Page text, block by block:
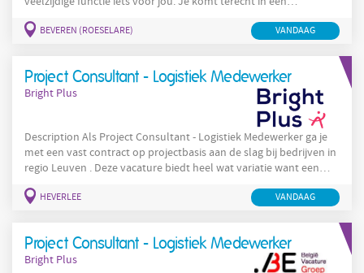
tussen klanten, techniekers en interne diensten. Hoe jouw
BEVEREN (ROESELARE) VANDAAG
Project Consultant - Logistiek Medewerker
Bright Plus
Description Als Project Consultant - Logistiek Medewerker ga je
met een vast contract op projectbasis aan de slag bij bedrijven in
regio Leuven . Deze vacature biedt heel wat variatie want een
sector wijzigen per opdracht. Bovendien maak je deel uit van
België.
HEVERLEE VANDAAG
Project Consultant - Logistiek Medewerker
Bright Plus